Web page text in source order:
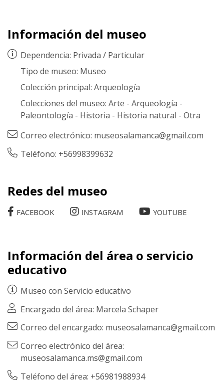
Información del museo
Dependencia: Privada / Particular
Tipo de museo: Museo
Colección principal: Arqueología
Colecciones del museo: Arte - Arqueología -
Paleontología - Historia - Historia natural - Otra
Correo electrónico: museosalamanca@gmail.com
Teléfono: +56998399632
Redes del museo
FACEBOOK INSTAGRAM YOUTUBE
Información del área o servicio
educativo
Museo con Servicio educativo
Encargado del área: Marcela Schaper
Correo del encargado: museosalamanca@gmail.com
Correo electrónico del área:
museosalamanca.ms@gmail.com
Teléfono del área: +56981988934